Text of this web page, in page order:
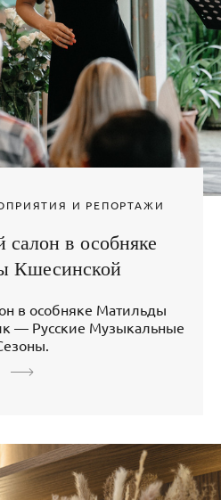
И РЕПОРТАЖИ
в особняке
Кшесинской
в особняке Матильды
— Русские Музыкальные